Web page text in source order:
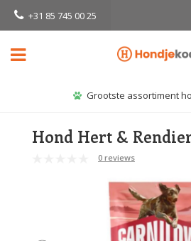
+31 85 745 00 25
Grootste assortiment
Hond Hert &
0 reviews